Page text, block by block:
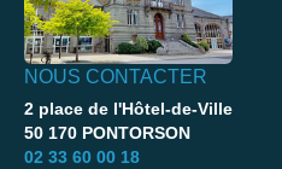
NOUS CONTACTER
2 place de l'Hôtel-de-Ville
50 170 PONTORSON
02 33 60 00 18